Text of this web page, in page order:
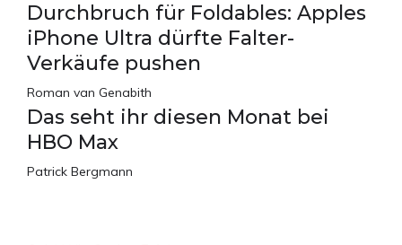
Durchbruch für Foldables: Apples
iPhone Ultra dürfte Falter-
Verkäufe pushen
Roman van Genabith
Das seht ihr diesen Monat bei
HBO Max
Patrick Bergmann